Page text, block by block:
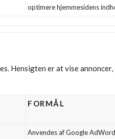
optimere hjemmesidens
Hensigten er at vise
FORMÅL
Anvendes af Google